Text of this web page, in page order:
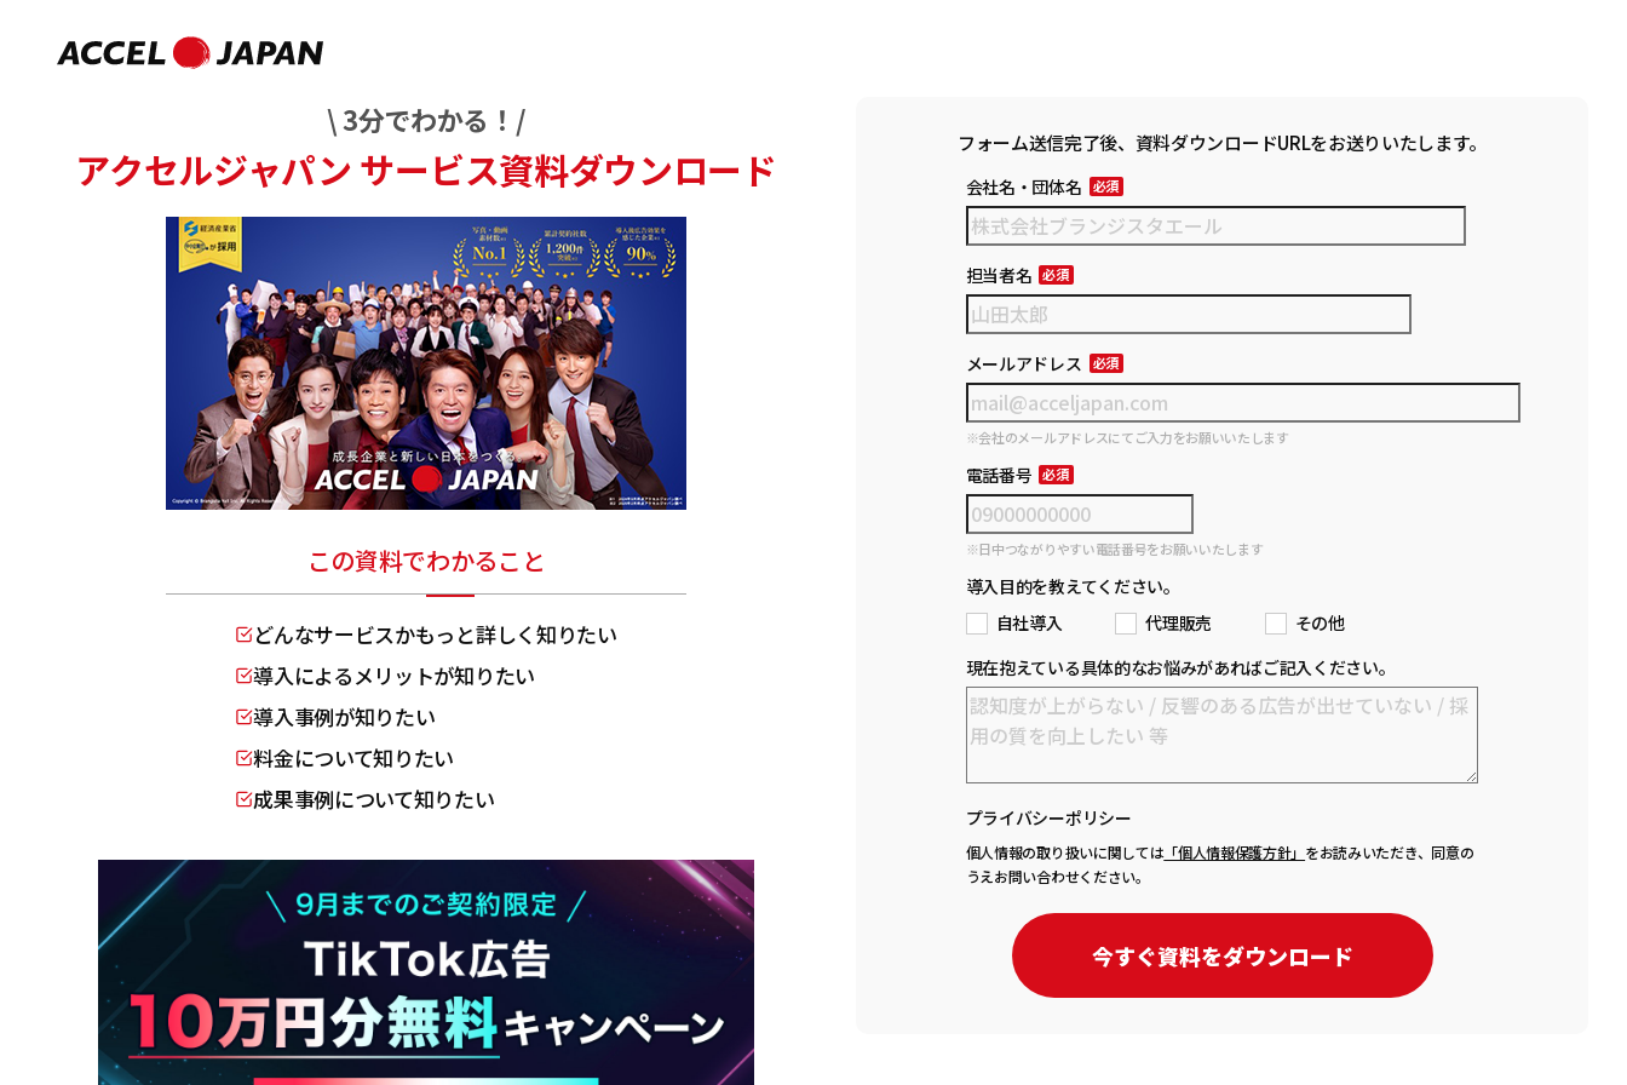
\ 3分でわかる！/
アクセルジャパンサービス資料ダウンロード
この資料でわかること
どんなサービスかもっと詳しく知りたい
導入によるメリットが知りたい
導入事例が知りたい
料金について知りたい
成果事例について知りたい
フォーム送信完了後、資料ダウンロードURLをお送りいたします。
会社名・団体名
担当者名
メールアドレス
※会社のメールアドレスにてご入力をお願いいたします
電話番号
※日中つながりやすい電話番号をお願いいたします
導入目的を教えてください。
自社導入
代理販売
その他
現在抱えている具体的なお悩みがあればご記入ください。
プライバシーポリシー
個人情報の取り扱いに関しては「個人情報保護方針」 をお読みいただき、同意の
うえお問い合わせください。